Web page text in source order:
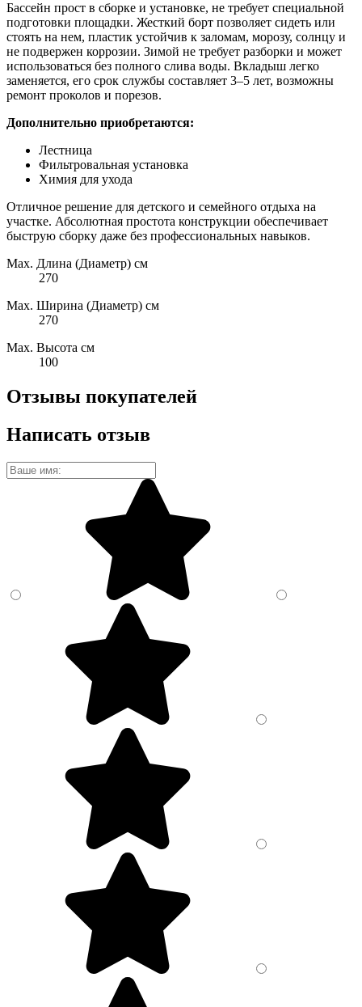
Бассейн прост в сборке и установке, не требует специальной
подготовки площадки. Жесткий борт позволяет сидеть или
стоять на нем, пластик устойчив к заломам, морозу, солнцу и
не подвержен коррозии. Зимой не требует разборки и может
использоваться без полного слива воды. Вкладыш легко
заменяется, его срок службы составляет 3–5 лет, возможны
ремонт проколов и порезов.
Дополнительно приобретаются:
Лестница
Фильтровальная установка
Химия для ухода
Отличное решение для детского и семейного отдыха на
участке. Абсолютная простота конструкции обеспечивает
быструю сборку даже без профессиональных навыков.
Max. Длина (Диаметр) см
270
Max. Ширина (Диаметр) см
270
Max. Высота см
100
Отзывы покупателей
Написать отзыв